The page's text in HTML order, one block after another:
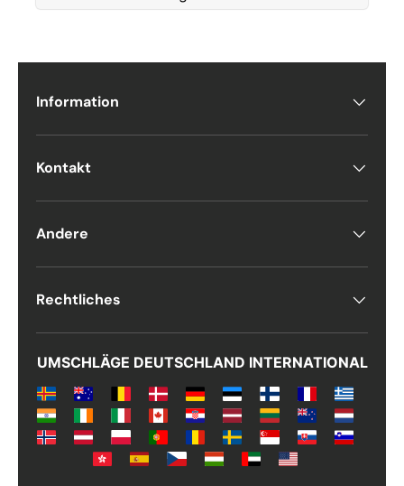
Etternavn *
E-post
Antall *
Kommentarer
Information
Kontakt
Andere
Rechtliches
UMSCHLÄGE DEUTSCHLAND INTERNATIONAL